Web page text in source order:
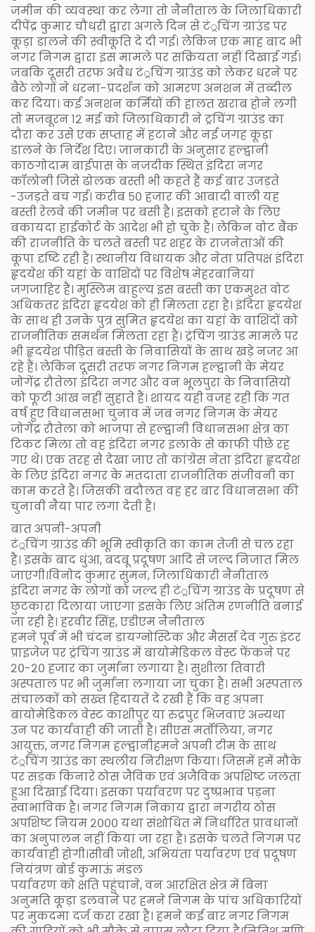
जमीन की व्यवस्था कर लेगा तो नैनीताल के जिलाधिकारी
दीपेंद्र कुमार चौधरी द्वारा अगले दिन से टं्रचिंग ग्राउंड पर
कूड़ा डालने की स्वीकूति दे दी गई। लेकिन एक माह बाद भी
नगर निगम द्वारा इस मामले पर सक्रियता नहीं दिखाई गई।
जबकि दूसरी तरफ अवैध टं्रचिंग ग्राउंड को लेकर धरने पर
बैठे लोगों ने धरना-प्रदर्शन को आमरण अनशन में तब्दील
कर दिया। कई अनशन कर्मियों की हालत खराब होने लगी
तो मजबूरन १२ मई को जिलाधिकारी ने ट्रचिंग ग्राउंड का
दौरा कर उसे एक सप्ताह में हटाने और नई जगह कूड़ा
डालने के निर्देश दिए। जानकारी के अनुसार हल्द्वानी
काठगोदाम बाईपास के नजदीक स्थित इंदिरा नगर
कॉलोनी जिसे ढोलक बस्ती भी कहते हैं कई बार उजड़ते
-उजड़ते बच गई। करीब ५० हजार की आबादी वाली यह
बस्ती रेलवे की जमीन पर बसी है। इसको हटाने के लिए
बकायदा हाईकोर्ट के आदेश भी हो चुके हैं। लेकिन वोट बैंक
की राजनीति के चलते बस्ती पर शहर के राजनेताओं की
कूपा दृष्टि रही है। स्थानीय विधायक और नेता प्रतिपक्ष इंदिरा
हृदयेश की यहां के वाशिंदों पर विशेष मेहरबानियां
जगजाहिर हैं। मुस्लिम बाहुल्य इस बस्ती का एकमुश्त वोट
अधिकतर इंदिरा हृदयेश को ही मिलता रहा है। इंदिरा हृदयेश
के साथ ही उनके पुत्र सुमित हृदयेश का यहां के वाशिंदों को
राजनीतिक समर्थन मिलता रहा है। ट्रंचिंग ग्राउंड मामले पर
भी हृदयेश पीड़ित बस्ती के निवासियों के साथ खड़े नजर आ
रहे हैं। लेकिन दूसरी तरफ नगर निगम हल्द्वानी के मेयर
जोगेंद्र रौतेला इंदिरा नगर और वन भूलपुरा के निवासियों
को फूटी आंख नहीं सुहाते हैं। शायद यही वजह रही कि गत
वर्ष हुए विधानसभा चुनाव में जब नगर निगम के मेयर
जोगेंद्र रौतेला को भाजपा से हल्द्वानी विधानसभा क्षेत्र का
टिकट मिला तो वह इंदिरा नगर इलाके से काफी पीछे रह
गए थे। एक तरह से देखा जाए तो कांग्रेस नेता इंदिरा हृदयेश
के लिए इंदिरा नगर के मतदाता राजनीतिक संजीवनी का
काम करते हैं। जिसकी बदौलत वह हर बार विधानसभा की
चुनावी नैया पार लगा देती हैं।
बात अपनी-अपनी
टं्रचिंग ग्राउंड की भूमि स्वीकृति का काम तेजी से चल रहा
है। इसके बाद धुंआ, बदबू प्रदूषण आदि से जल्द निजात मिल
जाएगी।विनोद कुमार सुमन, जिलाधिकारी नैनीताल
इंदिरा नगर के लोगों को जल्द ही टं्रचिंग ग्राउंड के प्रदूषण से
छुटकारा दिलाया जाएगा इसके लिए अंतिम रणनीति बनाई
जा रही है। हरवीर सिंह, एडीएम नैनीताल
हमने पूर्व में भी चंदन डायग्नोस्टिक और मैसर्स देव गुरु इंटर
प्राइजेज पर ट्रंचिंग ग्राउंड में बायोमेडिकल वेस्ट फेंकने पर
२०-२० हजार का जुर्माना लगाया है। सुशीला तिवारी
अस्पताल पर भी जुर्माना लगाया जा चुका है। सभी अस्पताल
संचालकों को सख्त हिदायतें दे रखी हैं कि वह अपना
बायोमेडिकल वेस्ट काशीपुर या रुद्रपुर भिजवाएं अन्यथा
उन पर कार्यवाही की जाती है। सीएस मर्तोलिया, नगर
आयुक्त, नगर निगम हल्द्वानीहमने अपनी टीम के साथ
टं्रचिंग ग्राउंड का स्थलीय निरीक्षण किया। जिसमें हमें मौके
पर सड़क किनारे ठोस जैविक एवं अजैविक अपशिष्ट जलता
हुआ दिखाई दिया। इसका पर्यावरण पर दुष्प्रभाव पड़ना
स्वाभाविक है। नगर निगम निकाय द्वारा नगरीय ठोस
अपशिष्ट नियम २००० यथा संशोधित में निर्धारित प्रावधानों
का अनुपालन नहीं किया जा रहा है। इसके चलते निगम पर
कार्यवाही होगी।सीबी जोशी, अभियंता पर्यावरण एवं प्रदूषण
नियंत्रण बोर्ड कुमाऊं मंडल
पर्यावरण को क्षति पहुंचाने, वन आरक्षित क्षेत्र में बिना
अनुमति कूड़ा डलवाने पर हमने निगम के पांच अधिकारियों
पर मुकदमा दर्ज करा रखा है। हमने कई बार नगर निगम